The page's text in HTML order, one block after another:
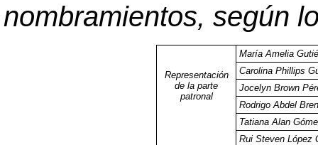
nombramientos, según
Representación
de la parte
patronal
María Amelia
Carolina Phillips
Jocelyn Brown
Rodrigo Abdel
Tatiana Alan
Rui Steven López